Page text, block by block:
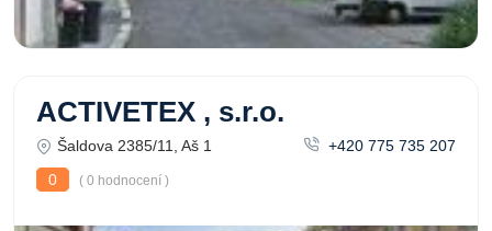
ACTIVETEX , s.r.o.
Šaldova 2385/11, Aš 1
+420 775 735 207
0
( 0 hodnocení )